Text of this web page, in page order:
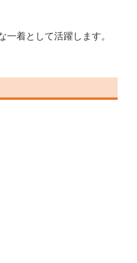
着として活躍します。